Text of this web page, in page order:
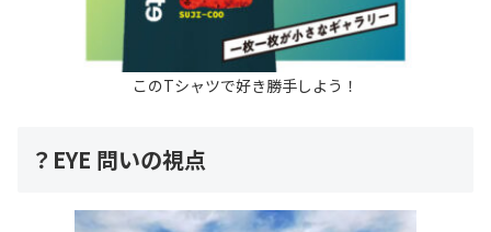
このTシャツで好き勝手しよう！
？EYE 問いの視点